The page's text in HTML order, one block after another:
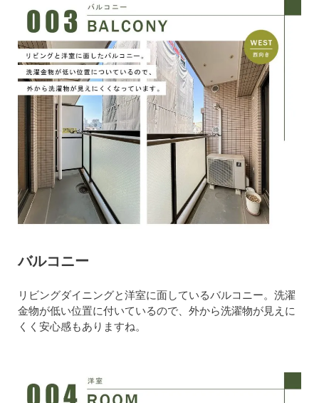
バルコニー
リビングダイニングと洋室に面しているバルコニー。洗濯
金物が低い位置に付いているので、外から洗濯物が見えに
くく安心感もありますね。